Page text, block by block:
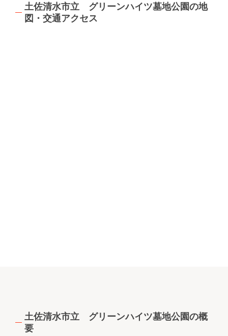
土佐清水市立 グリーンハイツ墓地公園の地
図・交通アクセス
土佐清水市立 グリーンハイツ墓地公園の概
要